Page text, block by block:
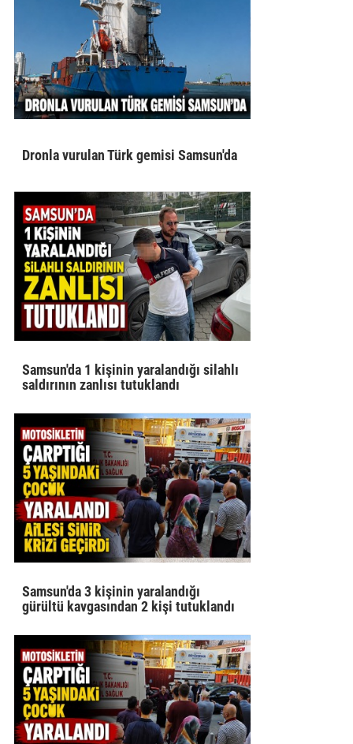
Dronla vurulan Türk gemisi Samsun'da
Samsun'da 1 kişinin yaralandığı silahlı
saldırının zanlısı tutuklandı
Samsun'da 3 kişinin yaralandığı
gürültü kavgasından 2 kişi tutuklandı